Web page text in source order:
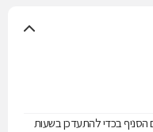
הסניף בכדי להתעדכן בשעות